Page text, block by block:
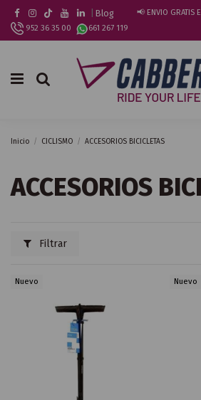
Blog
📢 ENVIO GRATIS
952 36 35 00
661 267 119
Inicio CICLISMO ACCESORIOS BICICLETAS
ACCESORIOS
Filtrar
Nuevo Nuevo